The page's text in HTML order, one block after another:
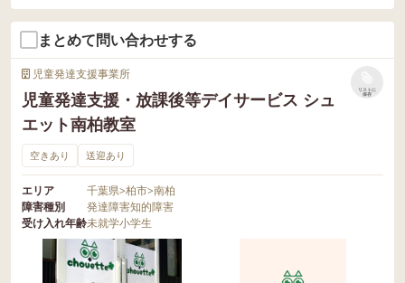
まとめて問い合わせする
児童発達支援事業所
児童発達支援・放課後等デイサービス シュ
エット南柏教室
リストに
保存
空きあり 送迎あり
エリア 千葉県>柏市>南柏
障害種別
発達障害知的障害
受け入れ年齢未就学小学生